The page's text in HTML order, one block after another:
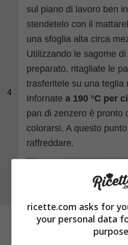
4
sul piano di lavoro ben
stendetelo con il
una sfoglia alta circa
Utilizzando le sagome
preparato, ritagliate le
trasferitele su una teglia
Infornatea 190 °C per
pan di zenzero è pronto
colorarsi. A questo
raffreddare.
ricette.com asks for
your personal data